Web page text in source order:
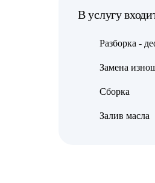
В услугу
Разборка -
Замена
Сборка
Залив масла